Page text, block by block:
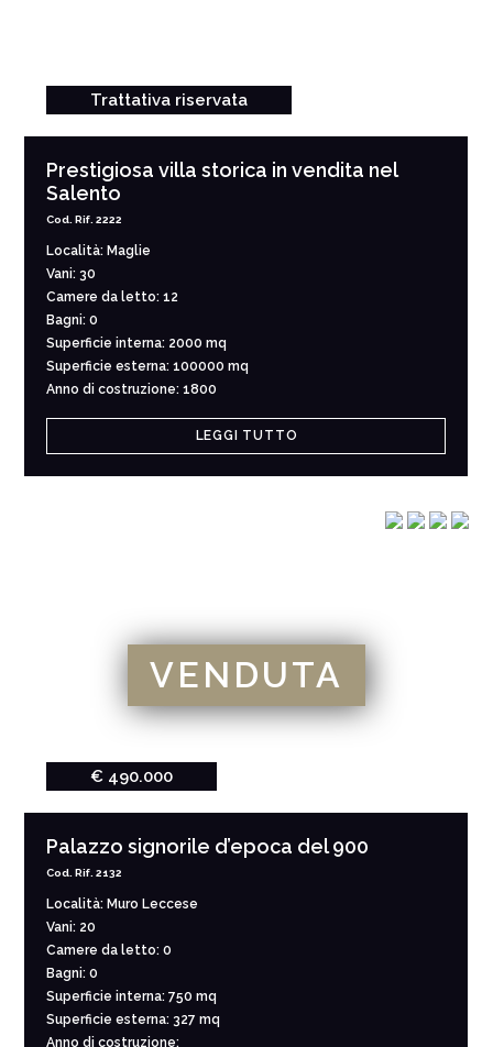
Trattativa riservata
Prestigiosa villa storica in vendita nel
Salento
Cod. Rif. 2222
Località: Maglie
Vani: 30
Camere da letto: 12
Bagni: 0
Superficie interna: 2000 mq
Superficie esterna: 100000 mq
Anno di costruzione: 1800
LEGGI TUTTO
€ 490.000
VENDUTA
Palazzo signorile d’epoca del 900
Cod. Rif. 2132
Località: Muro Leccese
Vani: 20
Camere da letto: 0
Bagni: 0
Superficie interna: 750 mq
Superficie esterna: 327 mq
Anno di costruzione: